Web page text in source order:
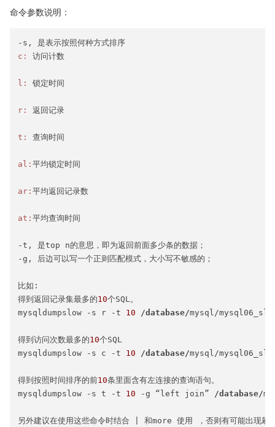
命令参数说明：
c:
l:
r:
t:
al:
ar:
at: 平均查询时间
-t, 是top n的意思，即为返回前面多少条的数据；
-g, 后边可以写一个正则匹配模式，大小写不敏感的；
比如:
得到返回记录集最多的10个SQL。
mysqldumpslow -s r -t 10 /database/mysql/
得到访问次数最多的10个SQL
mysqldumpslow -s c -t 10 /database/mysql/
得到按照时间排序的前10条里面含有左连接的查询语句。
mysqldumpslow -s t -t 10 -g “left join” /database/
另外建议在使用这些命令时结合 | 和more 使用 ，否则有可能出现刷